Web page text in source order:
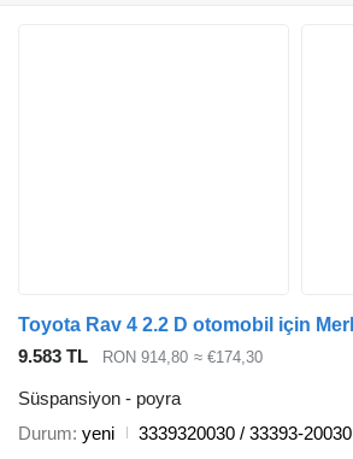
9.583 TL RON 914,80 ≈ €174,30
Süspansiyon - poyra
Durum yeni
3339320030 / 33393-20030